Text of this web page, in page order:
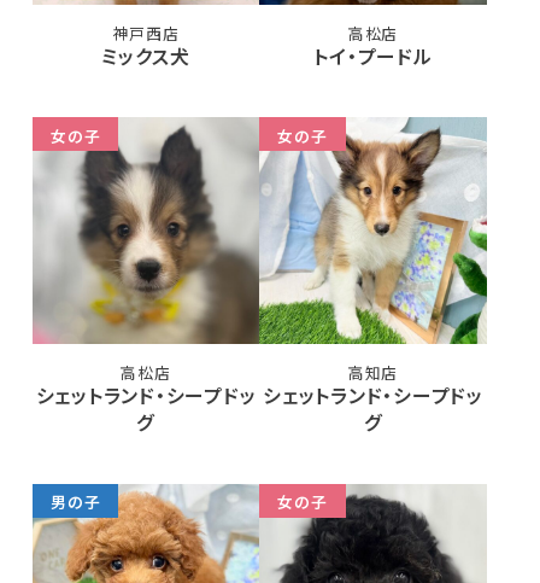
神戸西店
ミックス犬
高松店
トイ・プードル
女の子
高松店
シェットランド・シープドッ
グ
女の子
高知店
シェットランド・シープドッ
グ
男の子 女の子